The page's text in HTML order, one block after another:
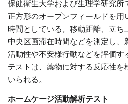
保健衛生大学および生理学研究
正方形のオープンフィールドを用
時間としている。移動距離、立ち
中央区画滞在時間などを測定し、
活動性や不安様行動などを評価す
テストは、薬物に対する反応性を
いられる。
ホームケージ活動解析テスト